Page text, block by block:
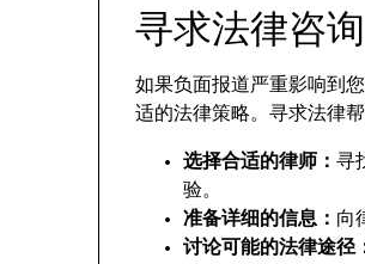
寻求法律咨询
如果负面报道严重影响到
适的法律策略。寻求法律
选择合适的律师： 寻
验。
准备详细的信息： 向
讨论可能的法律途径